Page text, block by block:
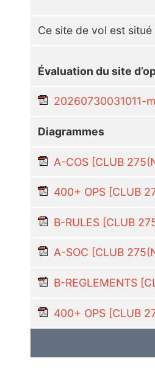
Ce site de vol est
Évaluation du site
20260730031011-
Diagrammes
A-COS [CLUB
400+ OPS [CLUB
B-RULES [CLUB
A-SOC [CLUB
B-REGLEMENTS
400+ OPS [CLUB